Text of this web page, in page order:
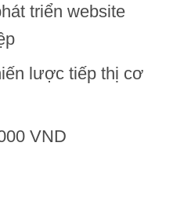
triển website
lược tiếp thị cơ
VND